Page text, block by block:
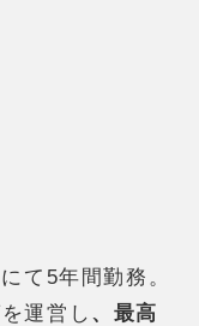
て5年間勤務。
運営し 、最高